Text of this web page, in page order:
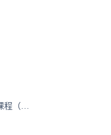
B站-代代木动画学院：零基础绘画课程（角色篇）